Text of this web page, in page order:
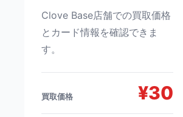
Clove Base店舗での買取価格
とカード情報を確認できま
す。
買取価格 ¥30